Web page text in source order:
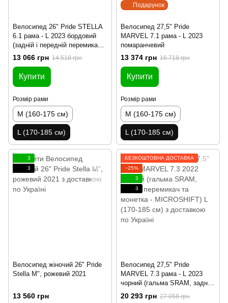
Велосипед 26" Pride STELLA
6.1 рама - L 2023 бордовий
(задній і передній перемикачі
та манетка - MICROSHIFT)
13 066 грн 14 518 грн
Купити
Розмір рами
M (160-175 см)
L (170-185 см)
Подарунок
Велосипед 27,5" Pride
MARVEL 7.1 рама - L 2023
помаранчевий
13 374 грн 16 718 грн
Купити
Розмір рами
M (160-175 см)
L (170-185 см)
3
3
Велосипед жіночий 26" Pride
Stella M", рожевий 2021
13 560 грн
БЕЗКОШТОВНА ДОСТАВКА
−25%
3
3
Велосипед 27,5" Pride
MARVEL 7.3 рама - L 2023
чорний (гальма SRAM, задній
перемикач і манетка -
MICROSHIFT)
20 293 грн 27 058 грн